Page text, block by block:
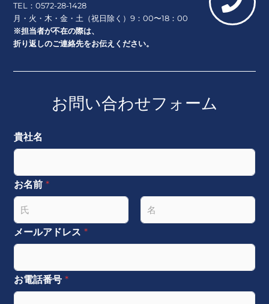
TEL：0572-28-1428
月・火・木・金・土（祝日除く）9：00〜18：00
※担当者が不在の際は、
折り返しのご連絡先をお伝えください。
お問い合わせフォーム
貴社名
お名前*
名
メールアドレス*
お電話番号*